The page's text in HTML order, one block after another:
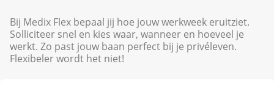
Bij Medix Flex bepaal jij hoe jouw werkweek eruitziet.
Solliciteer snel en kies waar, wanneer en hoeveel je
werkt. Zo past jouw baan perfect bij je privéleven.
Flexibeler wordt het niet!